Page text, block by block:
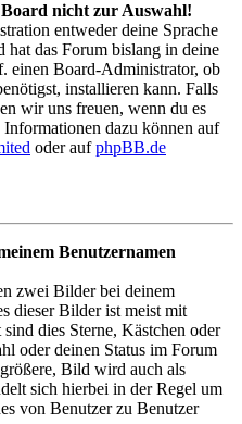
Board nicht zur Auswahl!
entweder deine Sprache
hat das Forum bislang in deine
einen Board-Administrator, ob
installieren kann. Falls
wir uns freuen, wenn du es
dazu können auf
oder aufphpBB.de
Benutzernamen
zwei Bilder bei deinem
dieser Bilder ist meist mit
dies Sterne, Kästchen oder
oder deinen Status im Forum
Bild wird auch als
sich hierbei in der Regel um
von Benutzer zu Benutzer